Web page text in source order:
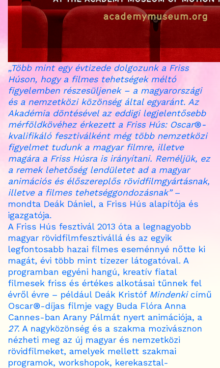
„Több mint egy évtizede dolgozunk a Friss
Húson, hogy a filmes tehetségek méltó
figyelemben részesüljenek – a magyarországi
és a nemzetközi közönség által egyaránt. Az
Akadémia döntésével az eddigi legjelentősebb
mérföldkövéhez érkezett a Friss Hús: Oscar®-
kvalifikáló fesztiválként még több nemzetközi
figyelmet tudunk a magyar filmre, illetve
magára a Friss Húsra is irányítani. Reméljük, ez
a remek lehetőség lendületet ad a magyar
animációs és élőszereplős rövidfilmgyártásnak,
illetve a filmes tehetséggondozásnak”–
mondta Deák Dániel, a Friss Hús alapítója és
igazgatója.
A Friss Hús fesztivál 2013 óta a legnagyobb
magyar rövidfilmfesztivállá és az egyik
legfontosabb hazai filmes eseménnyé nőtte ki
magát, évi több mint tízezer látogatóval. A
programban egyéni hangú, kreatív fiatal
filmesek friss és értékes alkotásai tűnnek fel
évről évre – például Deák Kristóf Mindenkicímű
Oscar®-díjas filmje vagy Buda Flóra Anna
Cannes-ban Arany Pálmát nyert animációja, a
27. A nagyközönség és a szakma mozivásznon
nézheti meg az új magyar és nemzetközi
rövidfilmeket, amelyek mellett szakmai
programok, workshopok, kerekasztal-